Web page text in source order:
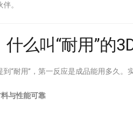
。
什么叫“耐用”的
到“耐用”，第一反应是成品能用多久。
与性能可靠